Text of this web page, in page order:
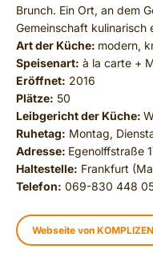
Brunch. Ein Ort, an dem
Gemeinschaft kulinarisch
Art der Küche: modern,
Speisenart: à la carte +
Eröffnet: 2016
Plätze: 50
Leibgericht der Küche:
Ruhetag: Montag,
Adresse: Egenolffstraße
Haltestelle: Frankfurt
Telefon: 069-830 448
Webseite von